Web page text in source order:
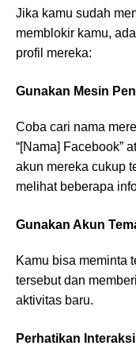
Jika kamu sudah
memblokir kamu,
profil mereka:
Gunakan Mesin
Coba cari nama
“[Nama] Facebook”
akun mereka cukup
melihat beberapa
Gunakan Akun
Kamu bisa meminta
tersebut dan
aktivitas baru.
Perhatikan